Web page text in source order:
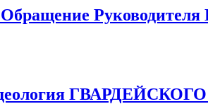
Руководителя